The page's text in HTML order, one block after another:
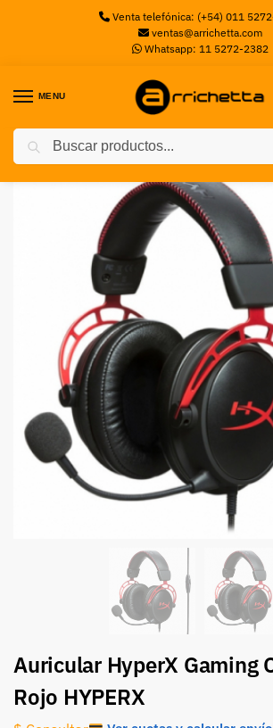
Venta telefónica: (+54) 011
ventas@arrichetta.com
Whatsapp: 11 5272-2382
MENU
Inicio Auriculares / Auricular HyperX Gaming
Auricular HyperX Gaming
Rojo HYPERX